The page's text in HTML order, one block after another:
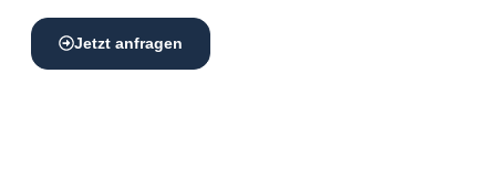
Jetzt anfragen